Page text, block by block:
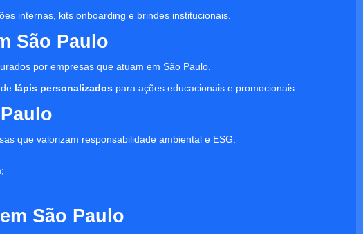
internas, kits onboarding e brindes institucionais.
São Paulo
por empresas que atuam em São Paulo.
lápis personalizados para ações educacionais e promocionais.
que valorizam responsabilidade ambiental e ESG.
São Paulo